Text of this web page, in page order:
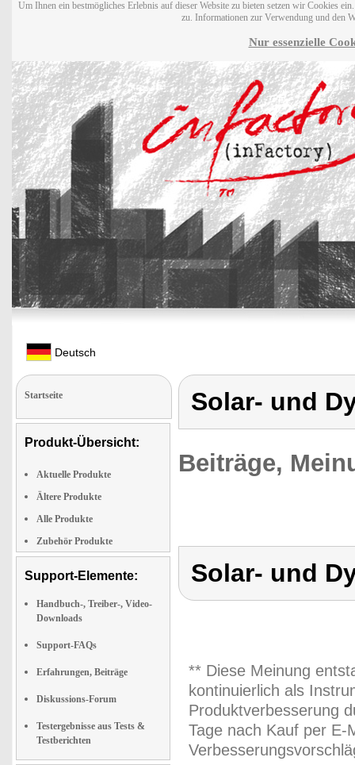
Um Ihnen ein bestmögliches Erlebnis auf dieser Website zu bieten setzen wir Cookies
zu. Informationen zur Verwendung und den
Nur essenzielle
Deutsch
Startseite
Produkt-Übersicht:
Aktuelle Produkte
Ältere Produkte
Alle Produkte
Zubehör Produkte
Support-Elemente:
Handbuch-, Treiber-, Video-
Downloads
Support-FAQs
Erfahrungen, Beiträge
Diskussions-Forum
Testergebnisse aus Tests &
Testberichten
Solar- und
Beiträge,
Solar- und
** Diese Meinung
kontinuierlich als
Produktverbesserung
Tage nach Kauf per E-